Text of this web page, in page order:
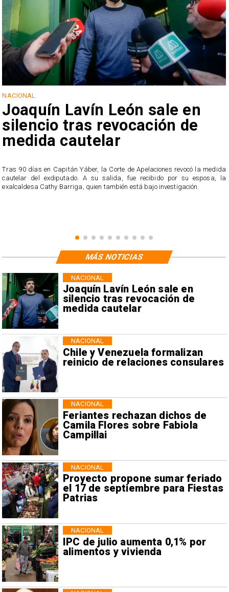
NACIONAL
Joaquín Lavín León sale en
silencio tras revocación de
medida cautelar
Tras 90 días en Capitán Yáber, la Corte de Apelaciones revocó la medida
cautelar del exdiputado. A su salida, fue recibido por su esposa, la
exalcaldesa Cathy Barriga, quien también está bajo investigación.
Joaquín Lavín León sale en
silencio tras revocación de
medida cautelar
NACIONAL
Chile y Venezuela formalizan
reinicio de relaciones consulares
NACIONAL
Feriantes rechazan dichos de
Camila Flores sobre Fabiola
Campillai
NACIONAL
Proyecto propone sumar feriado
el 17 de septiembre para Fiestas
Patrias
NACIONAL
IPC de julio aumenta 0,1% por
alimentos y vivienda
NACIONAL
MÁS NOTICIAS